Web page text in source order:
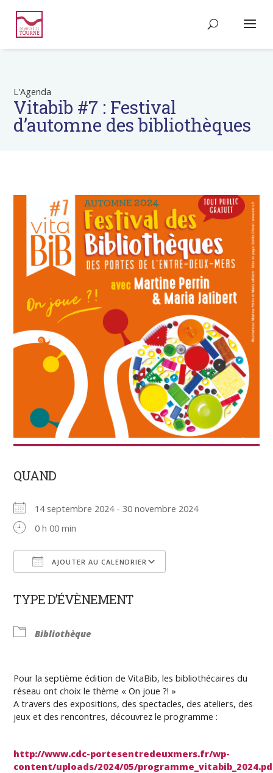
L'Agenda
Vitabib #7 : Festival
d’automne des bibliothèques
QUAND
14 septembre 2024 - 30 novembre 2024
0 h 00 min
AJOUTER AU CALENDRIER
TYPE D’ÉVÈNEMENT
Bibliothèque
Pour la septième édition de VitaBib, les bibliothécaires du
réseau ont choix le thème « On joue ?! »
A travers des expositions, des spectacles, des ateliers, des
jeux et des rencontres, découvrez le programme :
http://www.cdc-portesentredeuxmers.fr/wp-
content/uploads/2024/05/